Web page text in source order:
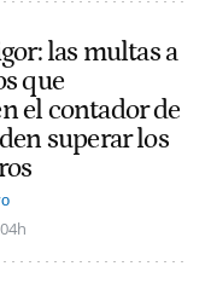
las multas a
que
el contador de
superar los